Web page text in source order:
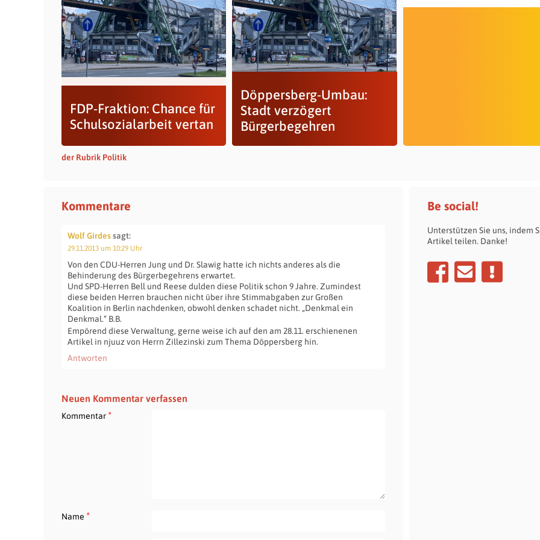
FDP-Fraktion: Chance für
Schulsozialarbeit vertan
Döppersberg-Umbau:
Stadt verzögert
Bürgerbegehren
der Rubrik Politik
Kommentare
Wolf Girdessagt:
29.11.2013 um 10:29 Uhr
Von den CDU-Herren Jung und Dr. Slawig hatte ich nichts anderes als die
Behinderung des Bürgerbegehrens erwartet.
Und SPD-Herren Bell und Reese dulden diese Politik schon 9 Jahre. Zumindest
diese beiden Herren brauchen nicht über ihre Stimmabgaben zur Großen
Koalition in Berlin nachdenken, obwohl denken schadet nicht. „Denkmal ein
Denkmal.“ B.B.
Empörend diese Verwaltung, gerne weise ich auf den am 28.11. erschienenen
Artikel in njuuz von Herrn Zillezinski zum Thema Döppersberg hin.
Antworten
Neuen Kommentar verfassen
Kommentar*
Name *
Be social!
Unterstützen Sie uns, indem
Artikel teilen. Danke!